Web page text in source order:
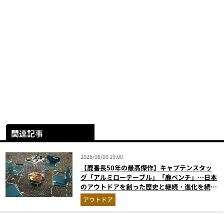
関連記事
2026/08/09 19:00
【鹿番長50年の最高傑作】キャプテンスタッ
グ「アルミローテーブル」「鹿ベンチ」…日本
のアウトドアを創った歴史と継続・進化を続け
る定番神ギア11選
アウトドア